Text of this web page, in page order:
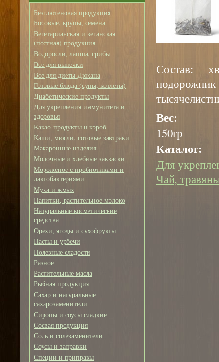
Безглютеновая продукция
Бобовые, крупы, семена
Вегетарианская и веганская
(постная) продукция
Водоросли, лапша, грибы
Все для выпечки
Все для диеты Дюкана
Готовые блюда (супы, котлеты)
Диабетические продукты
Для укрепления иммунитета и
здоровья
Какао-продукты и кэроб
Каши, мюсли, готовые завтраки
Макаронные изделия
Молочные и хлебные закваски
Мороженое с пробиотиками и
лактобактериями
Мука и жмых
Напитки, растительное молоко
Натуральные косметические
средства
Орехи, ягоды и сухофрукты
Пасты и урбечи
Полезные сладости
Разное
Растительные масла
Рыбная продукция
Сахар и натуральные
сахарозаменители
Сиропы и соусы сладкие
Соевая продукция
Соль и солезаменители
Соусы и заправки
Специи и приправы
Состав:
Вес:
150гр
Каталог:
Для
Чай,